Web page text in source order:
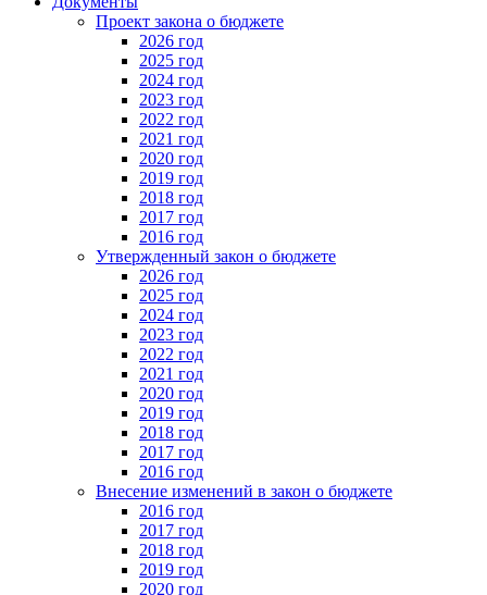
Проект закона о бюджете
2026 год
2025 год
2024 год
2023 год
2022 год
2021 год
2020 год
2019 год
2018 год
2017 год
2016 год
Утвержденный закон о бюджете
2026 год
2025 год
2024 год
2023 год
2022 год
2021 год
2020 год
2019 год
2018 год
2017 год
2016 год
Внесение изменений в закон о бюджете
2016 год
2017 год
2018 год
2019 год
2020 год